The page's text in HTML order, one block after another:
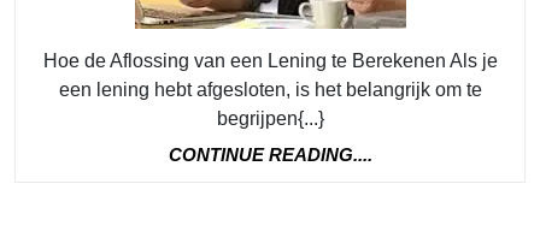
Gids
Hoe de Aflossing van een Lening te Berekenen Als je
een lening hebt afgesloten, is het belangrijk om te
begrijpen{...}
CONTINUE READING....